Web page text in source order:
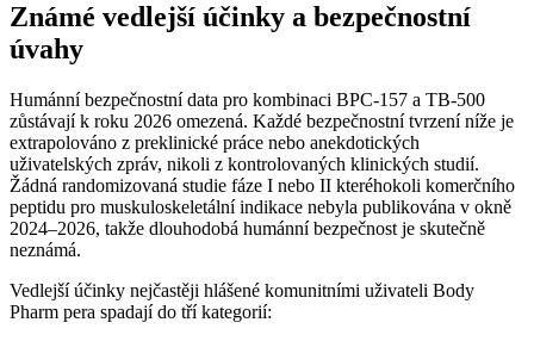
Známé vedlejší účinky a bezpečnostní
úvahy
Humánní bezpečnostní data pro kombinaci BPC-157 a TB-500
zůstávají k roku 2026 omezená. Každé bezpečnostní tvrzení níže je
extrapolováno z preklinické práce nebo anekdotických
uživatelských zpráv, nikoli z kontrolovaných klinických studií.
Žádná randomizovaná studie fáze I nebo II kteréhokoli komerčního
peptidu pro muskuloskeletální indikace nebyla publikována v okně
2024–2026, takže dlouhodobá humánní bezpečnost je skutečně
neznámá.
Vedlejší účinky nejčastěji hlášené komunitními uživateli Body
Pharm pera spadají do tří kategorií: